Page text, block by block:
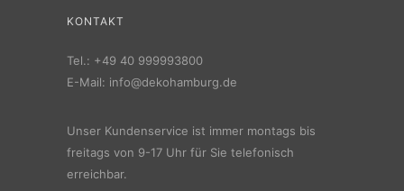
KONTAKT
Tel.: +49 40 999993800
E-Mail: info@dekohamburg.de
Unser Kundenservice ist immer montags bis
freitags von 9-17 Uhr für Sie telefonisch
erreichbar.